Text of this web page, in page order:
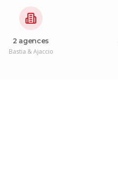
2 agences
Bastia & Ajaccio